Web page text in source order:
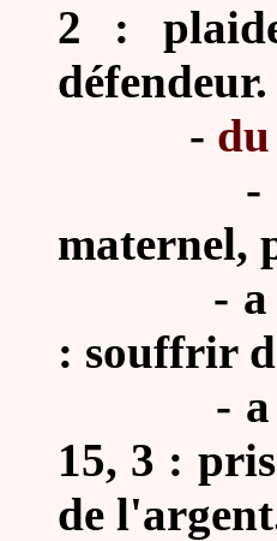
2 :
défendeur.
-
-
maternel,
-
: souffrir
-
15, 3 :
de